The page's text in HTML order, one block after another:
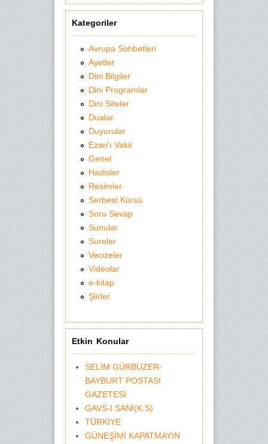
Kategoriler
Avrupa Sohbetleri
Ayetler
Dini Bilgiler
Dini Programlar
Dini Siteler
Dualar
Duyurular
Ezan'ı Vakit
Genel
Hadisler
Resimler
Serbest Kürsü
Soru Sevap
Sunular
Sureler
Vecizeler
Videolar
e-kitap
Şiirler
Etkin Konular
SELİM GÜRBÜZER-
BAYBURT POSTASI
GAZETESİ
GAVS-I SANİ(K.S)
TÜRKİYE
GÜNEŞİMİ KAPATMAYIN